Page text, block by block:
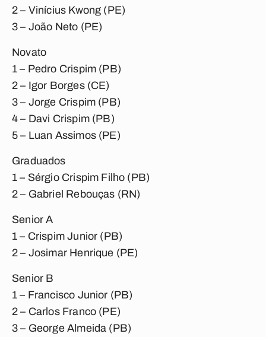
2 – Vinícius Kwong (PE)
3 – João Neto (PE)
Novato
1 – Pedro Crispim (PB)
2 – Igor Borges (CE)
3 – Jorge Crispim (PB)
4 – Davi Crispim (PB)
5 – Luan Assimos (PE)
Graduados
1 – Sérgio Crispim Filho (PB)
2 – Gabriel Rebouças (RN)
Senior A
1 – Crispim Junior (PB)
2 – Josimar Henrique (PE)
Senior B
1 – Francisco Junior (PB)
2 – Carlos Franco (PE)
3 – George Almeida (PB)